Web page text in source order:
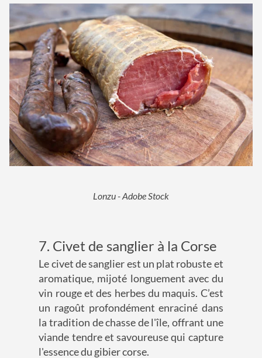
Lonzu - Adobe Stock
7. Civet de sanglier à la Corse
Le civet de sanglier est un plat robuste et
aromatique, mijoté longuement avec du
vin rouge et des herbes du maquis. C’est
un ragoût profondément enraciné dans
la tradition de chasse de l'île, offrant une
viande tendre et savoureuse qui capture
l'essence du gibier corse.